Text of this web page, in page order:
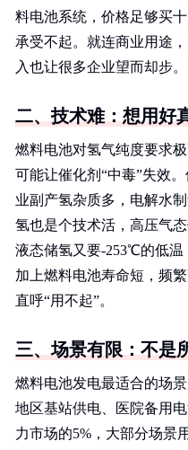
料电池系统，价格足够买
承受不起。就连商业用途
入也让很多企业望而却步。
二、技术难：想用好
燃料电池对氢气纯度要求
可能让催化剂“中毒”失效
业副产氢杂质多，电解水
氢也是个技术活，高压气
液态储氢又要-253℃的低
加上燃料电池寿命短，频
直呼“用不起”。
三、场景有限：不是
燃料电池发电最适合的场
地区基站供电、医院备用
力市场的5%，大部分场景